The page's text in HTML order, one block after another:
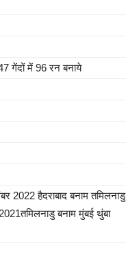
गेंदों में 96 रन बनाये
2022 हैदराबाद बनाम तमिलनाडु
बनाम मुंबई थुंबा